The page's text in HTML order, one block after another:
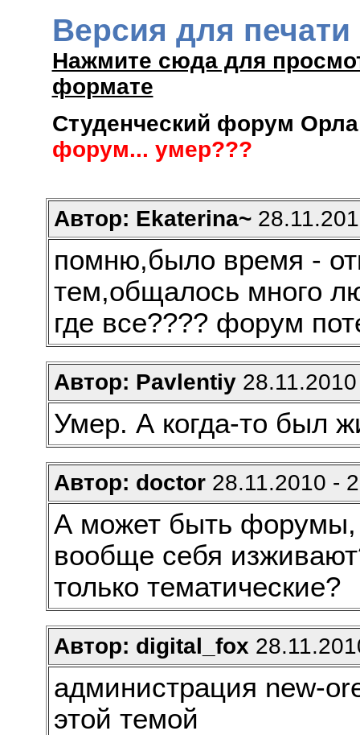
Версия для
Нажмите сюда для
формате
Студенческий форум
форум... умер???
Автор: Ekaterina~
помню,было время -
тем,общалось много
где все???? форум
Автор: Pavlentiy
Умер. А когда-то был
Автор: doctor28.11.2010 -
А может быть форумы,
вообще себя
только тематические?
Автор: digital_fox
администрация new-
этой темой